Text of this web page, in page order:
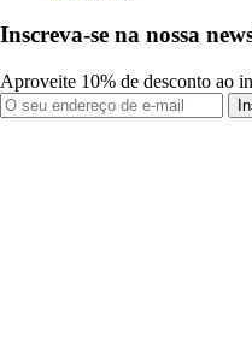
Inscreva-se na nossa
Aproveite 10% de desconto ao